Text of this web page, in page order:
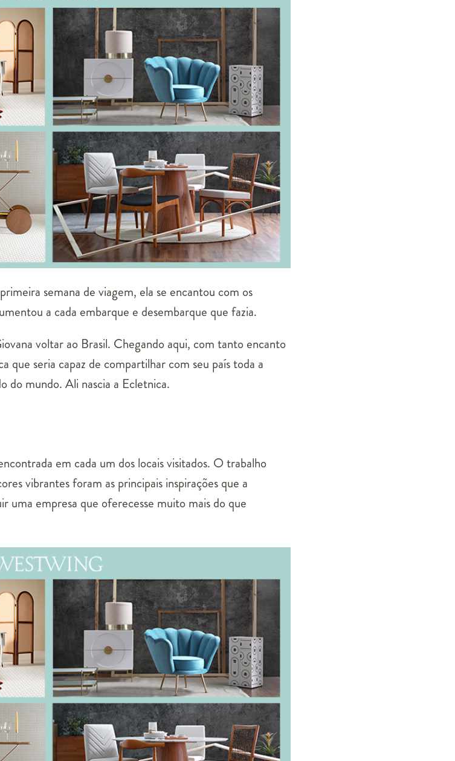
semana de viagem, ela se encantou com os
a cada embarque e desembarque que fazia.
voltar ao Brasil. Chegando aqui, com tanto encanto
que seria capaz de compartilhar com seu país toda a
do mundo. Ali nascia a Ecletnica.
em cada um dos locais visitados. O trabalho
vibrantes foram as principais inspirações que a
uma empresa que oferecesse muito mais do que